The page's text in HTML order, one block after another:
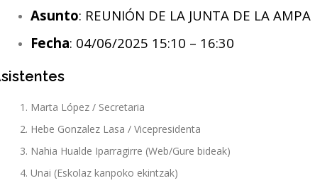
Asunto: REUNIÓN DE LA JUNTA DE LA AMPA
Fecha: 04/06/2025 15:10 – 16:30
Marta López / Secretaria
Hebe Gonzalez Lasa / Vicepresidenta
Nahia Hualde Iparragirre (Web/Gure bideak)
Unai (Eskolaz kanpoko ekintzak)